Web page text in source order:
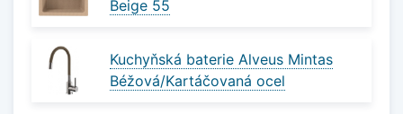
Beige 55
Kuchyňská baterie Alveus Mintas
Béžová/Kartáčovaná ocel